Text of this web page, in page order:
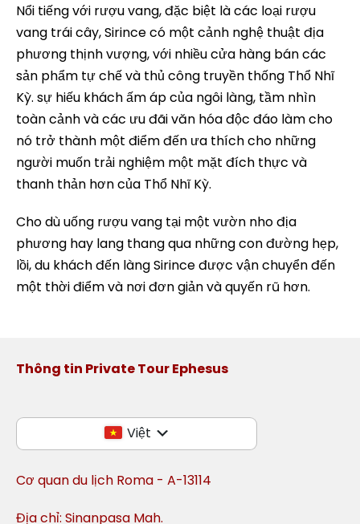
Nổi tiếng với rượu vang, đặc biệt là các loại rượu
vang trái cây, Sirince có một cảnh nghệ thuật địa
phương thịnh vượng, với nhiều cửa hàng bán các
sản phẩm tự chế và thủ công truyền thống Thổ Nhĩ
Kỳ. sự hiếu khách ấm áp của ngôi làng, tầm nhìn
toàn cảnh và các ưu đãi văn hóa độc đáo làm cho
nó trở thành một điểm đến ưa thích cho những
người muốn trải nghiệm một mặt đích thực và
thanh thản hơn của Thổ Nhĩ Kỳ.
Cho dù uống rượu vang tại một vườn nho địa
phương hay lang thang qua những con đường hẹp,
lồi, du khách đến làng Sirince được vận chuyển đến
một thời điểm và nơi đơn giản và quyến rũ hơn.
Thông tin Private Tour Ephesus
Việt
Cơ quan du lịch Roma - A-13114
Địa chỉ: Sinanpasa Mah.